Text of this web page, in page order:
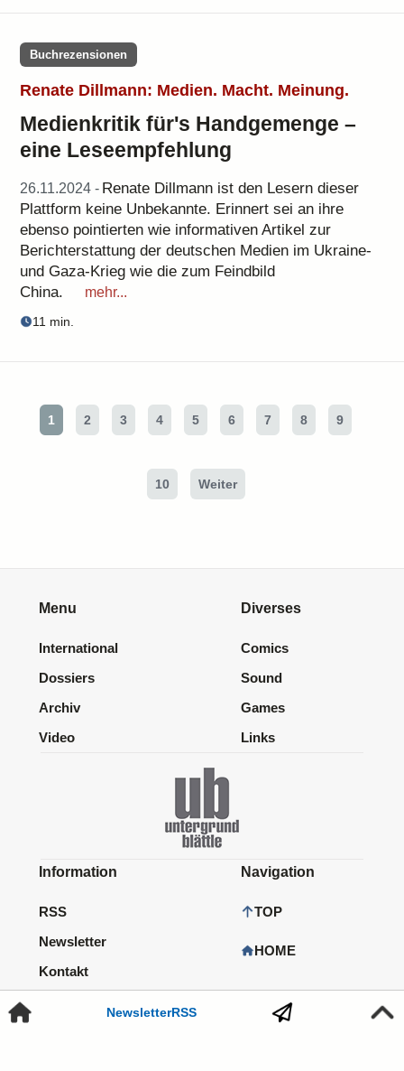
NewsletterRSS
Buchrezensionen
Renate Dillmann: Medien. Macht. Meinung.
Medienkritik für's Handgemenge –
eine Leseempfehlung
26.11.2024 - Renate Dillmann ist den Lesern dieser
Plattform keine Unbekannte. Erinnert sei an ihre
ebenso pointierten wie informativen Artikel zur
Berichterstattung der deutschen Medien im Ukraine-
und Gaza-Krieg wie die zum Feindbild
China.
mehr...
11 min.
1 2 3 4 5 6 7 8 9
10 Weiter
Menu
International
Dossiers
Archiv
Video
Diverses
Comics
Sound
Games
Links
Information
RSS
Newsletter
Kontakt
Navigation
TOP
HOME